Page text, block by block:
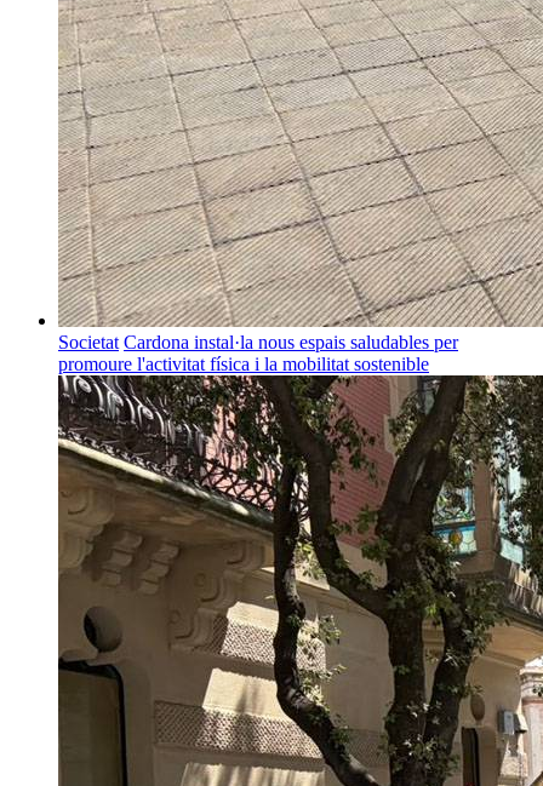
Societat Cardona instal·la nous espais saludables per
promoure l'activitat física i la mobilitat sostenible